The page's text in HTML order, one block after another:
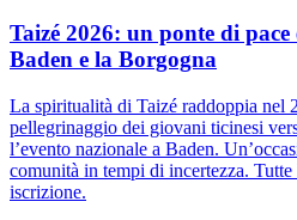
Taizé 2026: un ponte di
Baden e la Borgogna
La spiritualità di Taizé raddoppia nel
pellegrinaggio dei giovani ticinesi
l’evento nazionale a Baden.
comunità in tempi di incertezza.
iscrizione.